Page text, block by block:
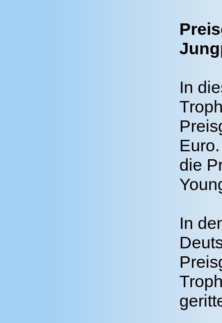
In
die
In